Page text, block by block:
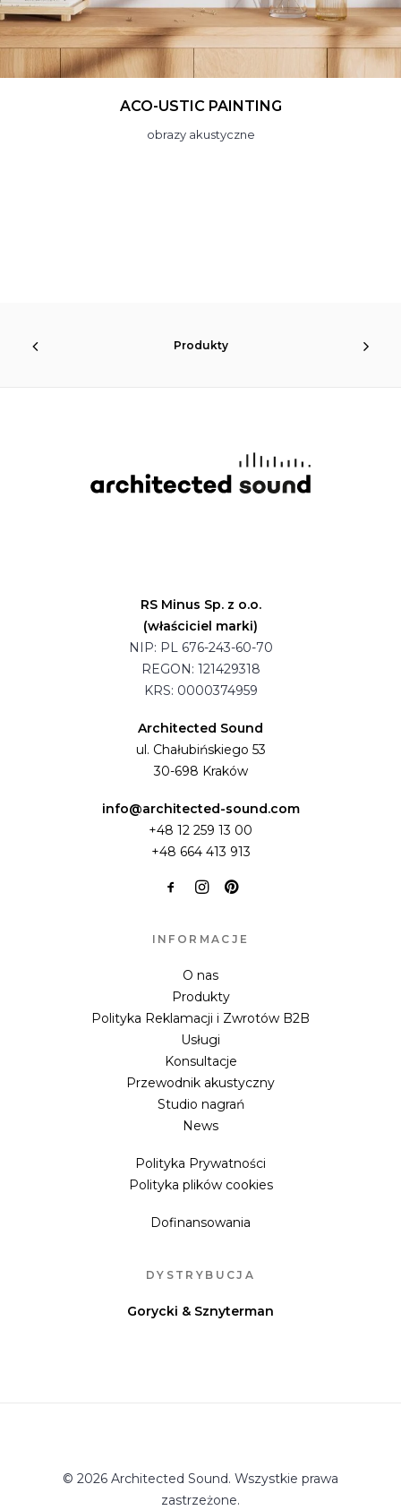
Produkty
RS Minus Sp. z o.o.
(właściciel marki)
NIP: PL 676-243-60-70
REGON: 121429318
KRS: 0000374959
Architected Sound
ul. Chałubińskiego 53
30-698 Kraków
info@architected-sound.com
+48 12 259 13 00
+48 664 413 913
INFORMACJE
O nas
Produkty
Polityka Reklamacji i Zwrotów B2B
Usługi
Konsultacje
Przewodnik akustyczny
Studio nagrań
News
Polityka Prywatności
Polityka plików cookies
Dofinansowania
DYSTRYBUCJA
Gorycki & Sznyterman
© 2026 Architected Sound. Wszystkie prawa
zastrzeżone.